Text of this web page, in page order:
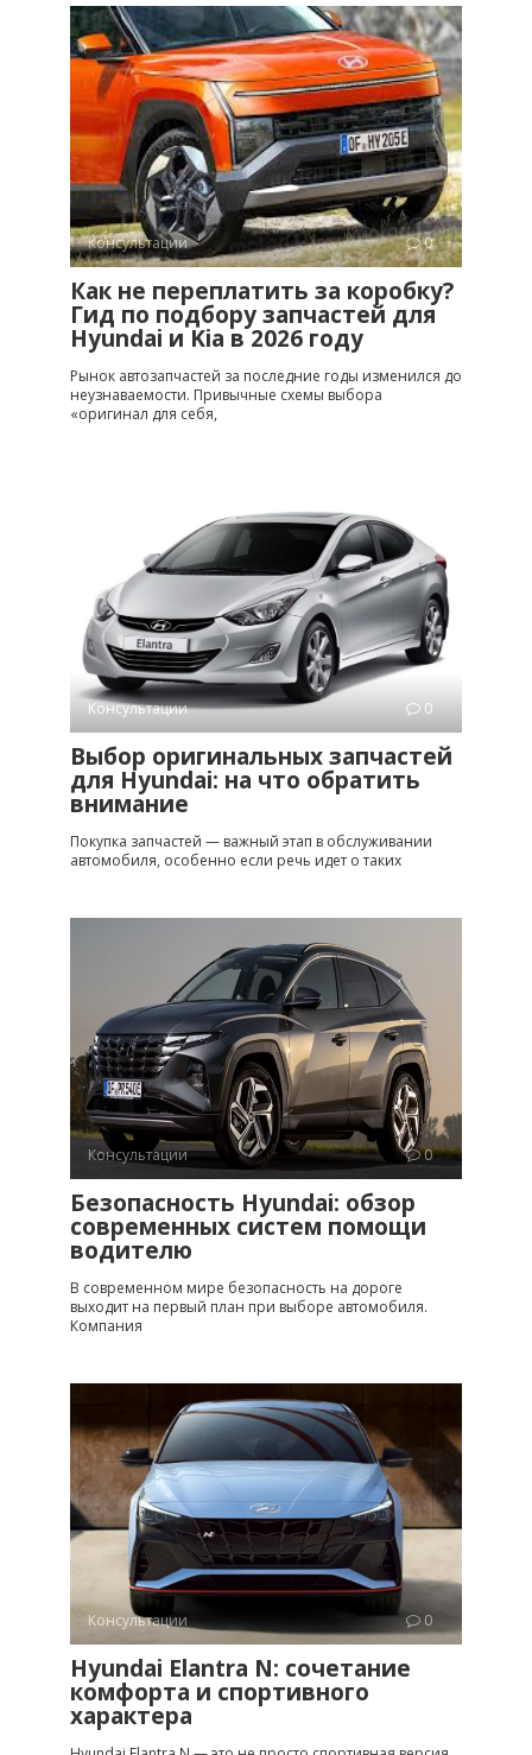
Консультации 0
Как не переплатить за коробку?
Гид по подбору запчастей для
Hyundai и Kia в 2026 году
Рынок автозапчастей за последние годы изменился до
неузнаваемости. Привычные схемы выбора
«оригинал для себя,
Консультации 0
Выбор оригинальных запчастей
для Hyundai: на что обратить
внимание
Покупка запчастей — важный этап в обслуживании
автомобиля, особенно если речь идет о таких
Консультации 0
Безопасность Hyundai: обзор
современных систем помощи
водителю
В современном мире безопасность на дороге
выходит на первый план при выборе автомобиля.
Компания
Консультации 0
Hyundai Elantra N: сочетание
комфорта и спортивного
характера